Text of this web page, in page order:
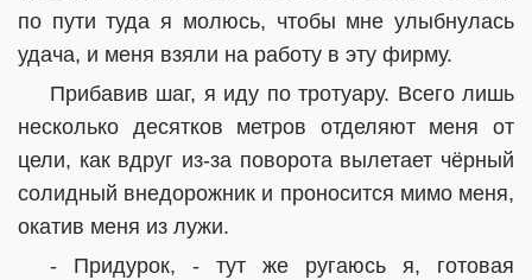
по пути туда я молюсь, чтобы мне улыбнулась
удача, и меня взяли на работу в эту фирму.
Прибавив шаг, я иду по тротуару. Всего лишь
несколько десятков метров отделяют меня от
цели, как вдруг из-за поворота вылетает чёрный
солидный внедорожник и проносится мимо меня,
окатив меня из лужи.
- Придурок, - тут же ругаюсь я, готовая